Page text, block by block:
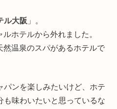
ル大阪 」。
ホテルから外れました。
温泉のスパがあるホテルで
パンを楽しみたいけど、ホテ
も味わいたいと思っているな